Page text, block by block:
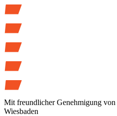
Mit freundlicher Genehmigung von
Wiesbaden